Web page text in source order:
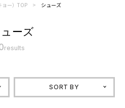
ョー）TOP シューズ
ーズ
results
SORT BY